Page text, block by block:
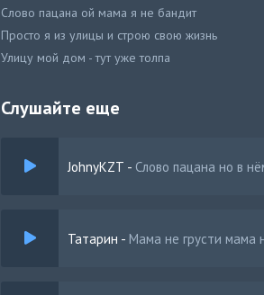
Слово пацана ой мама я не бандит
Просто я из улицы и строю свою жизнь
Улицу мой дом - тут уже толпа
Слушайте еще
JohnyKZT - Слово пацана но в
Татарин - Мама не грусти мама